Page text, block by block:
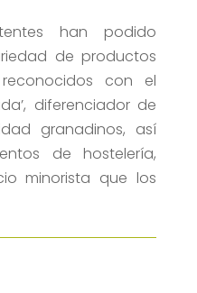
han podido
de productos
con el
diferenciador de
granadinos, así
de hostelería,
minorista que los